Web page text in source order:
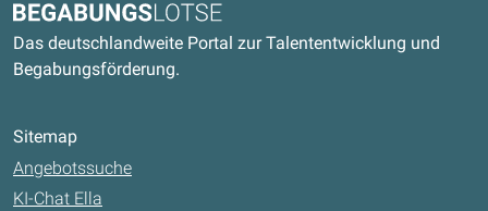
Begabungslotse
Das deutschlandweite Portal zur Talententwicklung und
Begabungsförderung.
Sitemap
Angebotssuche
KI-Chat Ella